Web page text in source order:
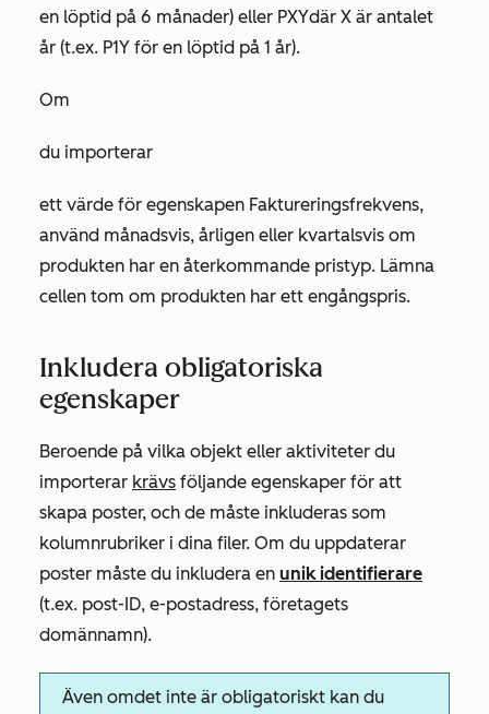
en löptid på 6 månader) eller PXYdär X är antalet
år (t.ex. P1Y för en löptid på 1 år).
Om
du importerar
ett värde för egenskapen Faktureringsfrekvens,
använd månadsvis, årligen eller kvartalsvis om
produkten har en återkommande pristyp. Lämna
cellen tom om produkten har ett engångspris.
Inkludera obligatoriska
egenskaper
Beroende på vilka objekt eller aktiviteter du
importerar krävs följande egenskaper för att
skapa poster, och de måste inkluderas som
kolumnrubriker i dina filer. Om du uppdaterar
poster måste du inkludera en unik identifierare
(t.ex. post-ID, e-postadress, företagets
domännamn).
Även omdet inte är obligatoriskt kan du